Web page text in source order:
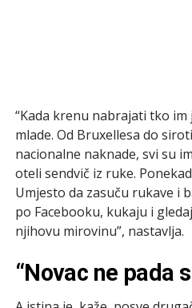
“Kada krenu nabrajati tko im
mlade. Od Bruxellesa do
nacionalne naknade, svi su
oteli sendvič iz ruke.
Umjesto da zasuču rukave i
po Facebooku, kukaju i
njihovu mirovinu”, nastavlja.
“Novac ne pada